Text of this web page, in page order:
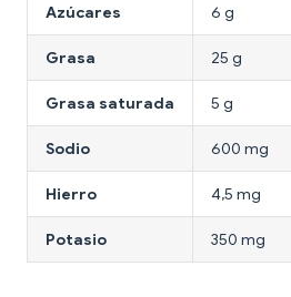
Azúcares 6 g
Grasa 25 g
Grasa saturada 5 g
Sodio 600 mg
Hierro 4,5 mg
Potasio 350 mg